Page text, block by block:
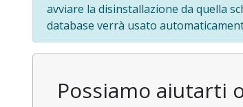
avviare la disinstallazione da quella
database verrà usato
Possiamo aiutarti